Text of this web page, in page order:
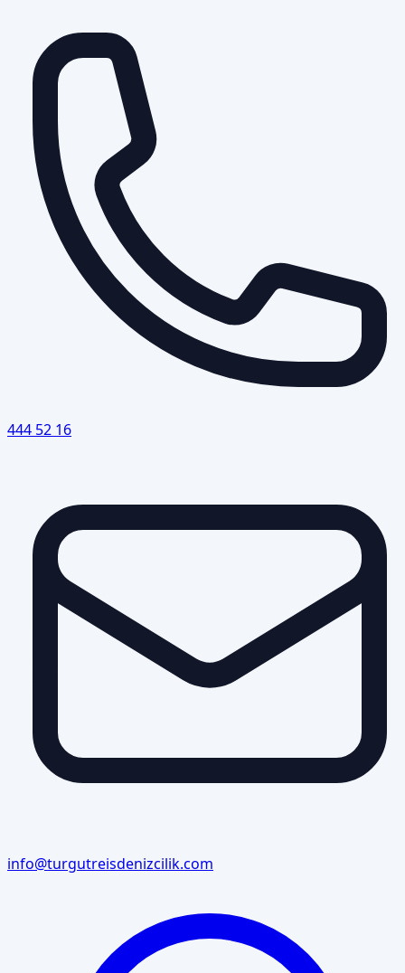
444 52 16
info@turgutreisdenizcilik.com